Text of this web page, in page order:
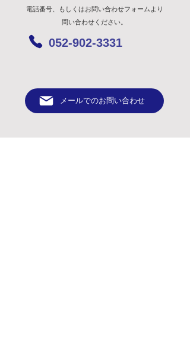
電話番号、もしくはお問い合わせフォームより
問い合わせください。
052-902-3331
メールでのお問い合わせ